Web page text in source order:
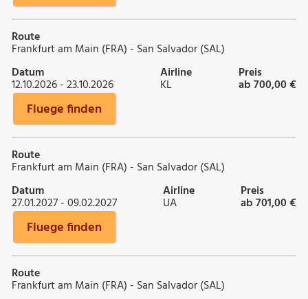
Route
Frankfurt am Main (FRA) - San Salvador (SAL)
Datum
12.10.2026 - 23.10.2026
Airline
KL
Preis
ab 700,00 €
Fluege finden
Route
Frankfurt am Main (FRA) - San Salvador (SAL)
Datum
27.01.2027 - 09.02.2027
Airline
UA
Preis
ab 701,00 €
Fluege finden
Route
Frankfurt am Main (FRA) - San Salvador (SAL)